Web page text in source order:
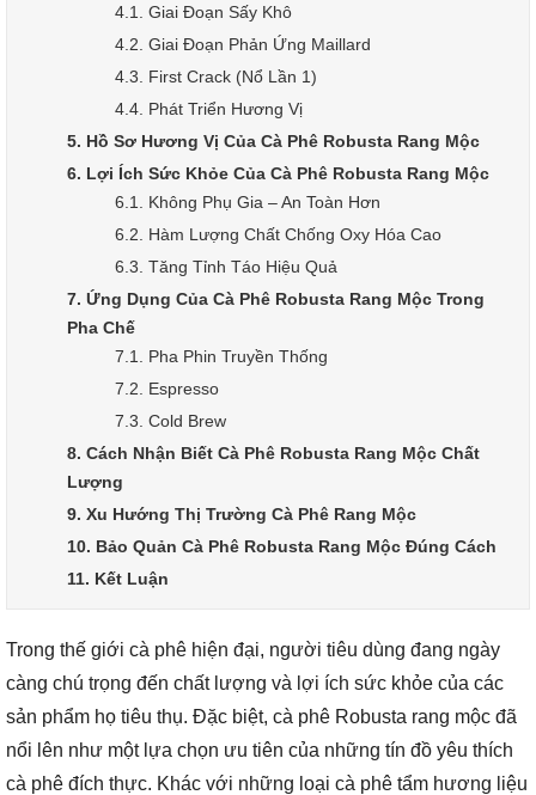
4.1. Giai Đoạn Sấy Khô
4.2. Giai Đoạn Phản Ứng Maillard
4.3. First Crack (Nổ Lần 1)
4.4. Phát Triển Hương Vị
5. Hồ Sơ Hương Vị Của Cà Phê Robusta Rang Mộc
6. Lợi Ích Sức Khỏe Của Cà Phê Robusta Rang Mộc
6.1. Không Phụ Gia – An Toàn Hơn
6.2. Hàm Lượng Chất Chống Oxy Hóa Cao
6.3. Tăng Tỉnh Táo Hiệu Quả
7. Ứng Dụng Của Cà Phê Robusta Rang Mộc Trong
Pha Chế
7.1. Pha Phin Truyền Thống
7.2. Espresso
7.3. Cold Brew
8. Cách Nhận Biết Cà Phê Robusta Rang Mộc Chất
Lượng
9. Xu Hướng Thị Trường Cà Phê Rang Mộc
10. Bảo Quản Cà Phê Robusta Rang Mộc Đúng Cách
11. Kết Luận
Trong thế giới cà phê hiện đại, người tiêu dùng đang ngày
càng chú trọng đến chất lượng và lợi ích sức khỏe của các
sản phẩm họ tiêu thụ. Đặc biệt, cà phê Robusta rang mộc đã
nổi lên như một lựa chọn ưu tiên của những tín đồ yêu thích
cà phê đích thực. Khác với những loại cà phê tẩm hương liệu